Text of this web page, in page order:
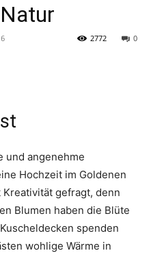
0
2772
und angenehme
Hochzeit im Goldenen
gefragt, denn
Blumen haben die Blüte
spenden
wohlige Wärme in